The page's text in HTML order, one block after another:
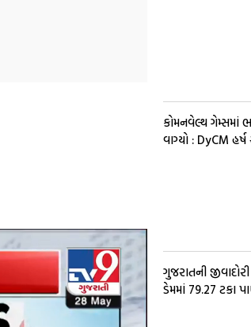
કોમનવેલ્થ ગેમ્સમાં
વાગ્યો : DyCM
ગુજરાતની
ડેમમાં 79.27 ટકા